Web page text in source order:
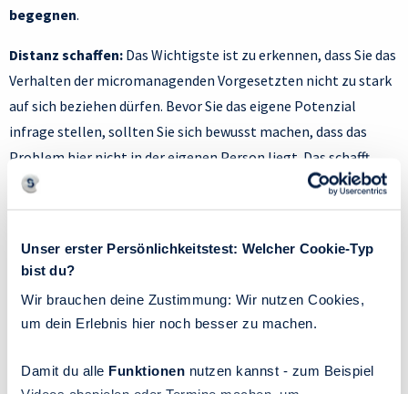
Unser erster Persönlichkeitstest: Welcher Cookie-Typ
bist du?
Wir brauchen deine Zustimmung: Wir nutzen Cookies,
um dein Erlebnis hier noch besser zu machen.
Damit du alle Funktionen nutzen kannst - zum Beispiel
begegnen.
Distanz schaffen: Das Wichtigste ist zu erkennen, dass Sie das
Verhalten der micromanagenden Vorgesetzten nicht zu stark
auf sich beziehen dürfen. Bevor Sie das eigene Potenzial
infrage stellen, sollten Sie sich bewusst machen, dass das
Problem hier nicht in der eigenen Person liegt. Das schafft
bereits Distanz und neue Handlungsfähigkeit für die
Perspektivübernahme:Versetzen Sie sich in die Perspektive
Ihrer Führungskraft: Die Absicht hinter ihrem kontrollierenden
Verhalten ist nicht zwingend negativ. Gehen Sie von einer
positiven Intention aus. Micromanager haben eine extrem
äußert, bei allen Themen beteiligt sein zu wollen. Ziel der